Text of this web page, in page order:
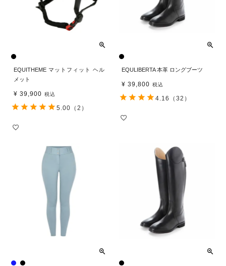
EQUITHEME マットフィット ヘル
メット
¥ 39,900 税込
5.00 （2）
EQULIBERTA 本革 ロングブーツ
¥ 39,800 税込
4.16 （32）